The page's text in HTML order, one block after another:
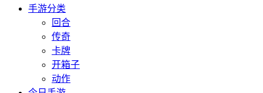
手游分类
回合
传奇
卡牌
开箱子
动作